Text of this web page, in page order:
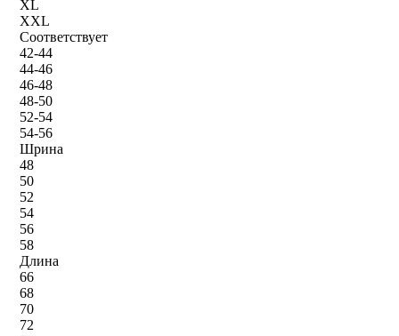
XL
XXL
Соответствует
42-44
44-46
46-48
48-50
52-54
54-56
Шрина
48
50
52
54
56
58
Длина
66
68
70
72